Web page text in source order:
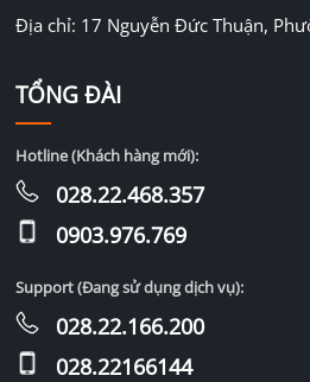
Địa chỉ: 17 Nguyễn Đức Thuận,
TỔNG ĐÀI
Hotline (Khách hàng mới):
028.22.468.357
0903.976.769
Support (Đang sử dụng dịch vụ):
028.22.166.200
028.22166144